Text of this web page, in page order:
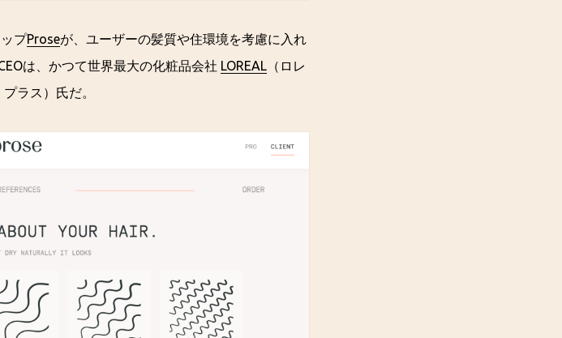
プProseが、ユーザーの髪質や住環境を考慮に入れ
は、かつて世界最大の化粧品会社 LOREAL （ロレ
ラス）氏だ。